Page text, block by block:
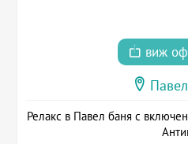
виж
Релакс в Павел баня с